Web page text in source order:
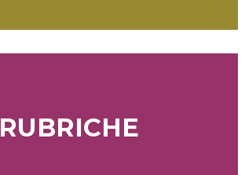
RUBRICHE